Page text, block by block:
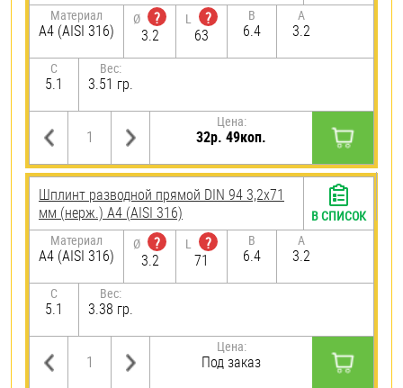
Материал
A4 (AISI 316)
Ø
?
3.2
L
?
63
B
6.4
A
3.2
C
5.1
Вес:
3.51 гр.
Цена:
32р. 49коп.
Шплинт разводной прямой DIN 94 3,2х71
мм (нерж.) A4 (AISI 316)
Материал
A4 (AISI 316)
Ø
?
3.2
L
?
71
B
6.4
A
3.2
C
5.1
Вес:
3.38 гр.
Цена:
Под заказ
В СПИСОК